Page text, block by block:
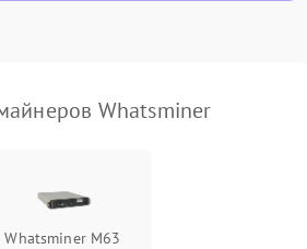
Whatsminer
Whatsminer M63